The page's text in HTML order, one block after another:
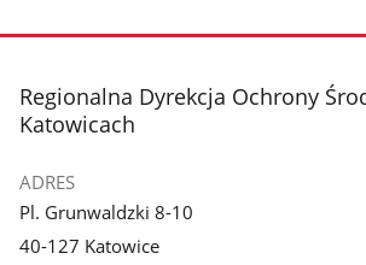
stopka
Regionalna Dyrekcja Ochrony
Katowicach
ADRES
Pl. Grunwaldzki 8-10
40-127 Katowice